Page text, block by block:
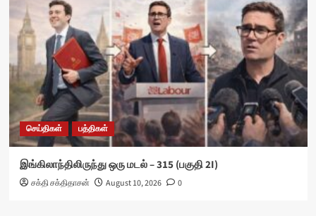
செய்திகள் பத்திகள்
இங்கிலாந்திலிருந்து ஒரு மடல் – 315 (பகுதி 2I)
சக்தி சக்திதாசன் August 10, 2026 0